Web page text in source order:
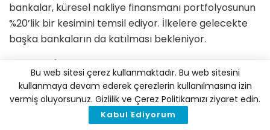
bankalar, küresel nakliye finansmanı portfolyosunun
%20’lik bir kesimini temsil ediyor. İlkelere gelecekte
başka bankaların da katılması bekleniyor.
Poseidon İlkeleri, Nisan 2018’de IMO’ya üye devletler
tarafınca kabul edilen seragazı emisyon planıyla da
uyumlu. Strateji, uluslararası nakliye sektörünün yıllık
seragazı emisyon oranlarını 2050’ye kadar, 2008 yılı
Bu web sitesi çerez kullanmaktadır. Bu web sitesini
kullanmaya devam ederek çerezlerin kullanılmasına izin
vermiş oluyorsunuz. Gizlilik ve Çerez Politikamızı ziyaret edin.
Kabul Ediyorum